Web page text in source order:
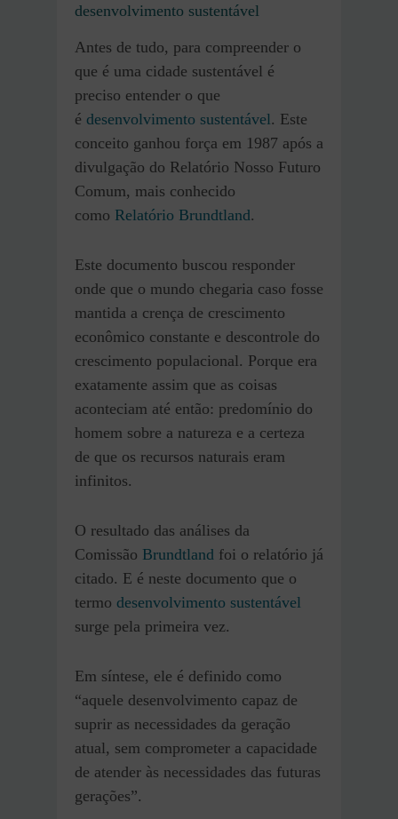
desenvolvimento sustentável
Antes de tudo, para compreender o
que é uma cidade sustentável é
preciso entender o que
é desenvolvimento sustentável. Este
conceito ganhou força em 1987 após a
divulgação do Relatório Nosso Futuro
Comum, mais conhecido
como Relatório Brundtland.
Este documento buscou responder
onde que o mundo chegaria caso fosse
mantida a crença de crescimento
econômico constante e descontrole do
crescimento populacional. Porque era
exatamente assim que as coisas
aconteciam até então: predomínio do
homem sobre a natureza e a certeza
de que os recursos naturais eram
infinitos.
O resultado das análises da
Comissão Brundtland foi o relatório já
citado. E é neste documento que o
termo desenvolvimento sustentável
surge pela primeira vez.
Em síntese, ele é definido como
“aquele desenvolvimento capaz de
suprir as necessidades da geração
atual, sem comprometer a capacidade
de atender às necessidades das futuras
gerações”.